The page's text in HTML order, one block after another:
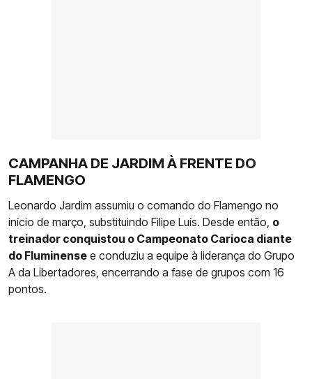
CAMPANHA DE JARDIM À FRENTE DO
FLAMENGO
Leonardo Jardim assumiu o comando do Flamengo no
início de março, substituindo Filipe Luís. Desde então, o
treinador conquistou o Campeonato Carioca diante
do Fluminense e conduziu a equipe à liderança do Grupo
A da Libertadores, encerrando a fase de grupos com 16
pontos.